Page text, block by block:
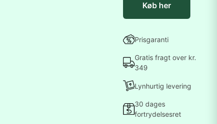
Køb her
Prisgaranti
Gratis fragt over kr.
349
Lynhurtig levering
30 dages
fortrydelsesret